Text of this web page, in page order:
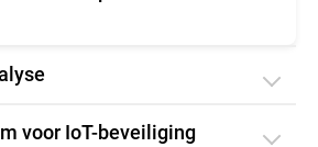
voor IoT-beveiliging